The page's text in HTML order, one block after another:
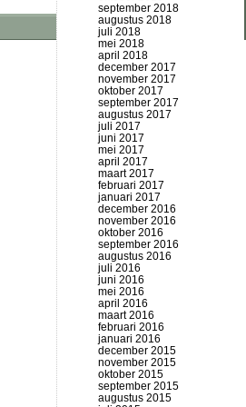
september 2018
augustus 2018
juli 2018
mei 2018
april 2018
december 2017
november 2017
oktober 2017
september 2017
augustus 2017
juli 2017
juni 2017
mei 2017
april 2017
maart 2017
februari 2017
januari 2017
december 2016
november 2016
oktober 2016
september 2016
augustus 2016
juli 2016
juni 2016
mei 2016
april 2016
maart 2016
februari 2016
januari 2016
december 2015
november 2015
oktober 2015
september 2015
augustus 2015